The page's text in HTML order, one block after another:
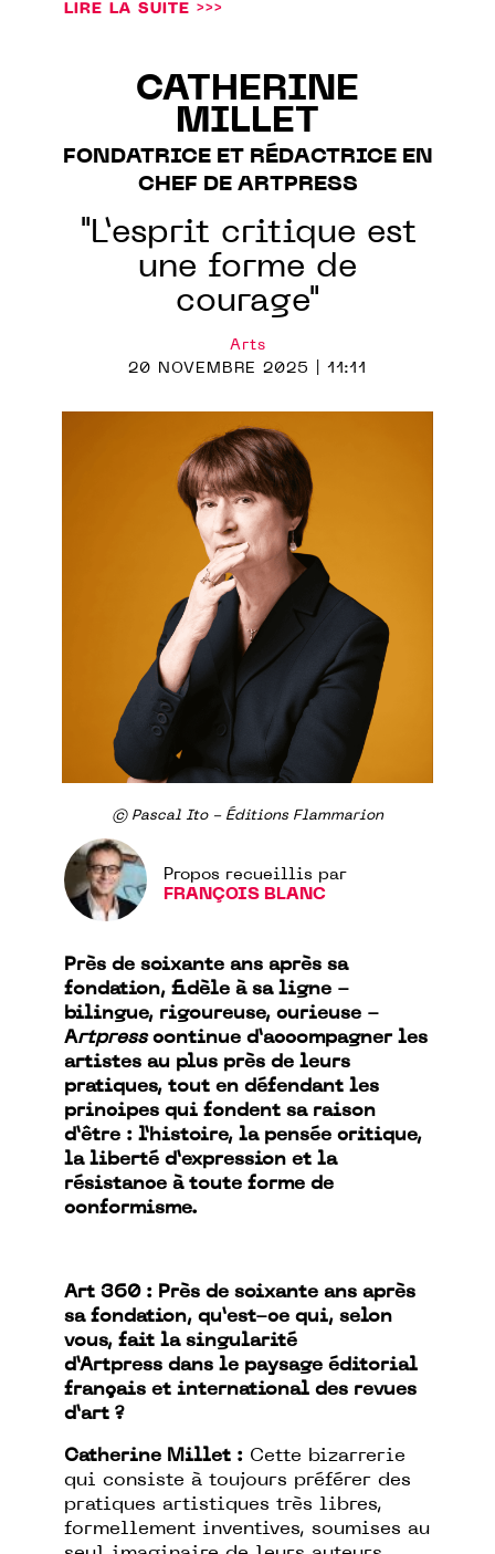
LIRE LA SUITE >>>
CATHERINE
MILLET
FONDATRICE ET RÉDACTRICE EN
CHEF DE ARTPRESS
"L’esprit critique est
une forme de
courage"
Arts
20 NOVEMBRE 2025 | 11:11
© Pascal Ito - Éditions Flammarion
Propos recueillis par
FRANÇOIS BLANC
Près de soixante ans après sa
fondation, fidèle à sa ligne -
bilingue, rigoureuse, curieuse -
Artpresscontinue d’accompagner les
artistes au plus près de leurs
pratiques, tout en défendant les
principes qui fondent sa raison
d’être : l’histoire, la pensée critique,
la liberté d’expression et la
résistance à toute forme de
conformisme.
Art 360 : Près de soixante ans après
sa fondation, qu’est-ce qui, selon
vous, fait la singularité
d’Artpress dans le paysage éditorial
français et international des revues
d’art ?
Catherine Millet : Cette bizarrerie
qui consiste à toujours préférer des
pratiques artistiques très libres,
formellement inventives, soumises au